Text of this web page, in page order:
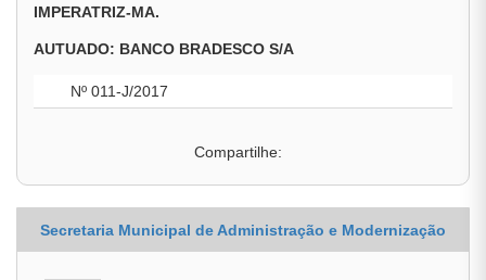
IMPERATRIZ-MA.
AUTUADO: BANCO BRADESCO S/A
Nº 011-J/2017
Compartilhe:
Secretaria Municipal de Administração e Modernização